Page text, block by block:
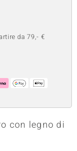
da 79,- €
con legno di